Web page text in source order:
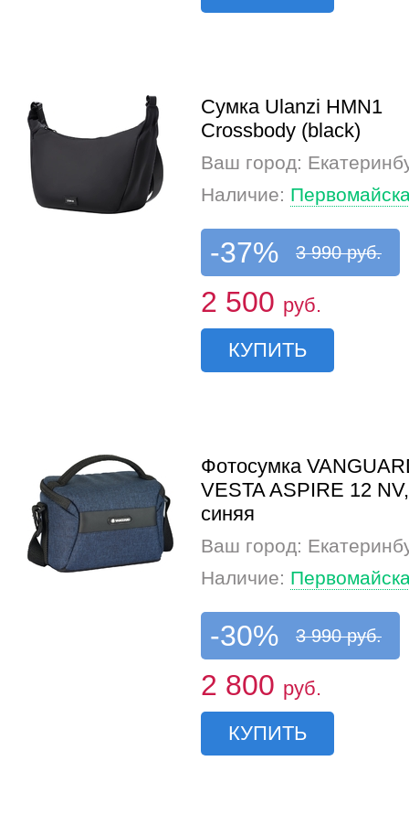
Сумка Ulanzi HMN1
Crossbody (black)
Ваш город:
Наличие:
-37% 3 990 руб.
2 500 руб.
КУПИТЬ
Фотосумка
VESTA ASPIRE 12 NV,
синяя
Ваш город:
Наличие:
-30% 3 990 руб.
2 800 руб.
КУПИТЬ